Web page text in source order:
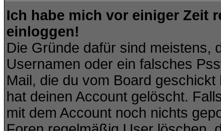
Ich habe mich vor einiger Zeit
einloggen!
Die Gründe dafür sind meistens,
Usernamen oder ein falsches
Mail, die du vom Board
hat deinen Account gelöscht.
mit dem Account noch nichts